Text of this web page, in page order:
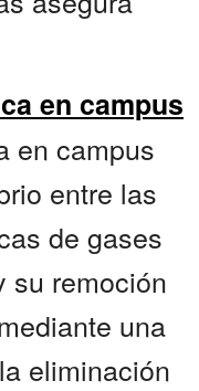
en campus
en campus
entre las
de gases
su remoción
una
eliminación